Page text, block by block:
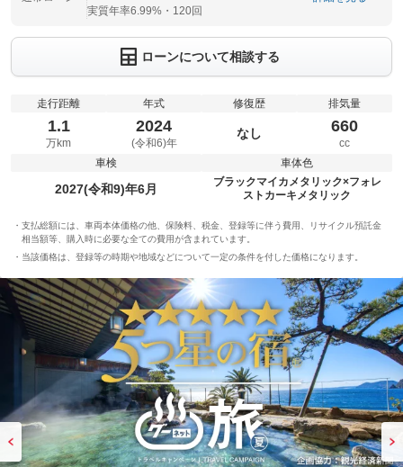
実質年率6.99%・120回
ローンについて相談する
走行距離
1.1
万km
年式
2024
(令和6)年
修復歴
なし
排気量
660
cc
車検
2027(令和9)年6月
車体色
ブラックマイカメタリック×フォレ
ストカーキメタリック
支払総額には、車両本体価格の他、保険料、税金、登録等に伴う費用、リサイクル預託金
相当額等、購入時に必要な全ての費用が含まれています。
当該価格は、登録等の時期や地域などについて一定の条件を付した価格になります。